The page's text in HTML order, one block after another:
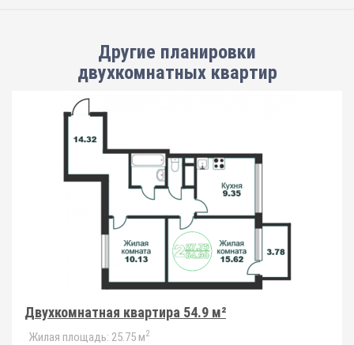
Другие планировки
двухкомнатных квартир
Двухкомнатная квартира 54.9 м²
Жилая площадь: 25.75 м2